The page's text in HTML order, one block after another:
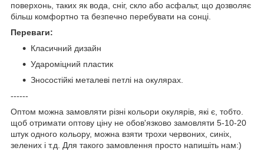
поверхонь, таких як вода, сніг, скло або асфальт, що дозволяє
більш комфортно та безпечно перебувати на сонці.
Переваги:
Класичний дизайн
Удароміцний пластик
Зносостійкі металеві петлі на окулярах.
------
Оптом можна замовляти різні кольори окулярів, які є, тобто.
щоб отримати оптову ціну не обов'язково замовляти 5-10-20
штук одного кольору, можна взяти трохи червоних, синіх,
зелених і т.д. Для такого замовлення просто напишіть нам:)